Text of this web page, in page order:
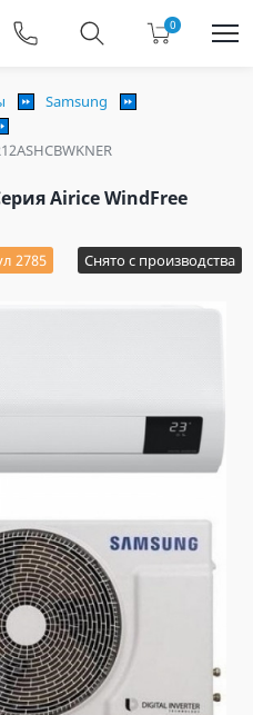
0
Samsung
Airice WindFree
2785 Снято с производства